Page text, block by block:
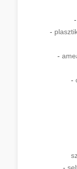
-
-
-
-
-